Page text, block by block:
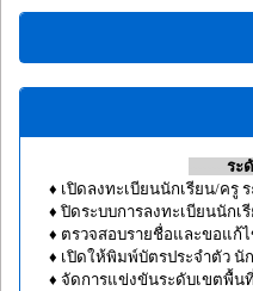
ระ
♦ เปิดลงทะเบียนนักเรียน/ครู
♦ ปิดระบบการลงทะเบียนนักเ
♦ ตรวจสอบรายชื่อและขอแก้
♦ เปิดให้พิมพ์บัตรประจำตัว นั
♦ จัดการแข่งขันระดับเขตพื้นที่